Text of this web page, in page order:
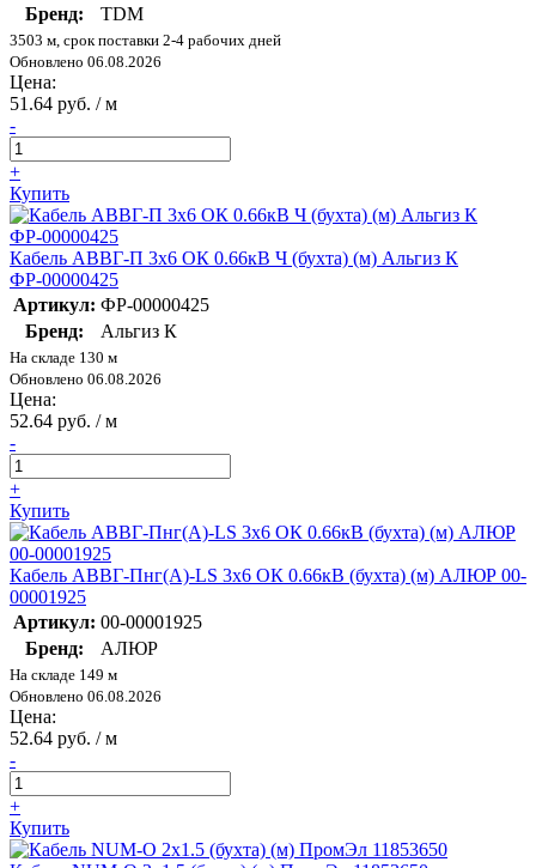
Бренд:
TDM
3503 м, срок поставки 2-4 рабочих дней
Обновлено 06.08.2026
Цена:
51.64 руб. / м
-
+
Купить
Кабель АВВГ-П 3х6 ОК 0.66кВ Ч (бухта) (м) Альгиз К
ФР-00000425
Артикул: ФР-00000425
Бренд:
Альгиз К
На складе 130 м
Обновлено 06.08.2026
Цена:
52.64 руб. / м
-
+
Купить
Кабель АВВГ-Пнг(А)-LS 3х6 ОК 0.66кВ (бухта) (м) АЛЮР 00-
00001925
Артикул: 00-00001925
Бренд:
АЛЮР
На складе 149 м
Обновлено 06.08.2026
Цена:
52.64 руб. / м
-
+
Купить